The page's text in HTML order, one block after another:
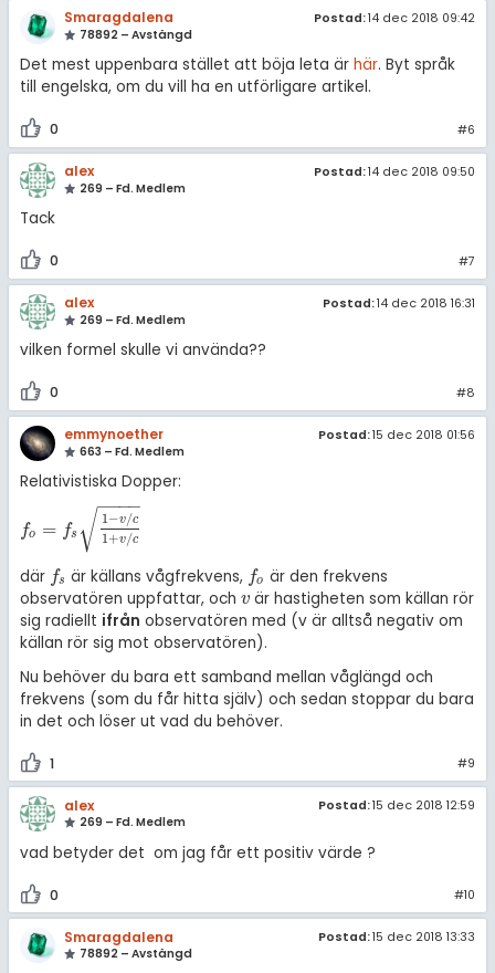
Smaragdalena
78892 – Avstängd
Postad:14 dec 2018 09:42
Det mest uppenbara stället att böja leta är här. Byt språk
till engelska, om du vill ha en utförligare artikel.
0 #6
alex
269 – Fd. Medlem
Postad:14 dec 2018 09:50
Tack
0 #7
alex
269 – Fd. Medlem
Postad:14 dec 2018 16:31
vilken formel skulle vi använda??
0 #8
emmynoether
663 – Fd. Medlem
Postad:15 dec 2018 01:56
Relativistiska Dopper:
fo = fs
1−v/c
1+v/c
− −
−−
√
fo =fs -v/ c 1+v/c
där fs
fs är källans vågfrekvens, fo
fo är den frekvens
observatören uppfattar, och v
vär hastigheten som källan rör
sig radiellt ifrån observatören med (v är alltså negativ om
källan rör sig mot observatören).
Nu behöver du bara ett samband mellan våglängd och
frekvens (som du får hitta själv) och sedan stoppar du bara
in det och löser ut vad du behöver.
1 #9
alex
269 – Fd. Medlem
Postad:15 dec 2018 12:59
vad betyder det om jag får ett positiv värde ?
0 #10
Smaragdalena
78892 – Avstängd
Postad:15 dec 2018 13:33